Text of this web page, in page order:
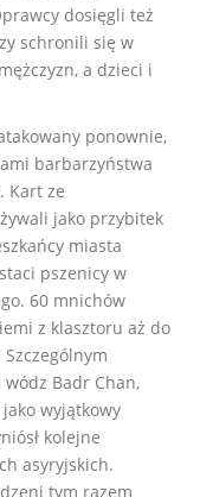
dosięgli też
schronili się w
a dzieci i
ponownie,
barbarzyństwa
Kart ze
jako przybitek
miasta
pszenicy w
60 mnichów
z klasztoru aż do
Badr Chan,
wyjątkowy
kolejne
asyryjskich.
tym razem